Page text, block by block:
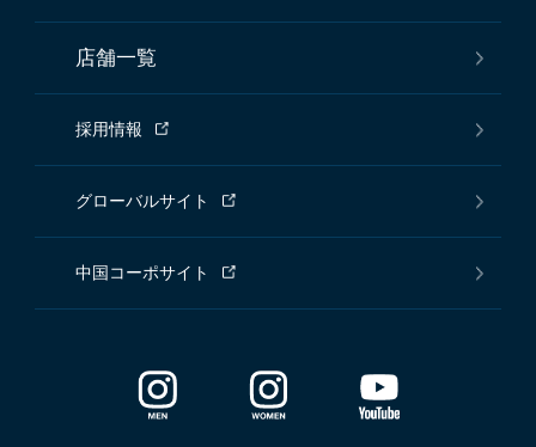
店舗一覧
採用情報
グローバルサイト
中国コーポサイト